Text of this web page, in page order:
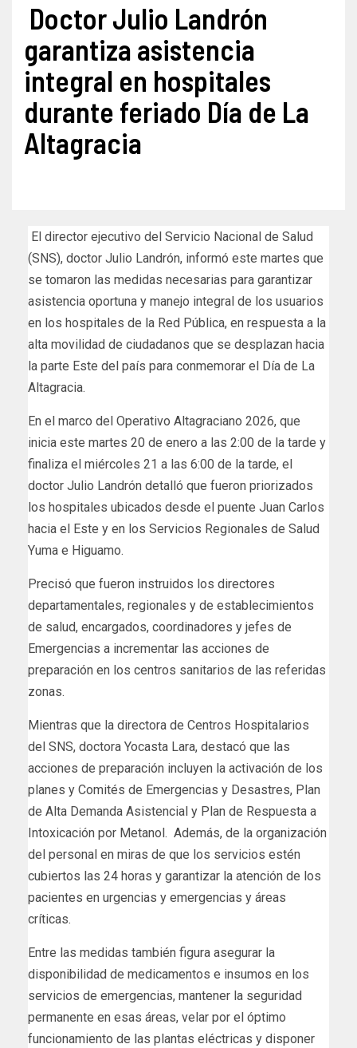
Doctor Julio Landrón
garantiza asistencia
integral en hospitales
durante feriado Día de La
Altagracia
El director ejecutivo del Servicio Nacional de Salud
(SNS), doctor Julio Landrón, informó este martes que
se tomaron las medidas necesarias para garantizar
asistencia oportuna y manejo integral de los usuarios
en los hospitales de la Red Pública, en respuesta a la
alta movilidad de ciudadanos que se desplazan hacia
la parte Este del país para conmemorar el Día de La
Altagracia.
En el marco del Operativo Altagraciano 2026, que
inicia este martes 20 de enero a las 2:00 de la tarde y
finaliza el miércoles 21 a las 6:00 de la tarde, el
doctor Julio Landrón detalló que fueron priorizados
los hospitales ubicados desde el puente Juan Carlos
hacia el Este y en los Servicios Regionales de Salud
Yuma e Higuamo.
Precisó que fueron instruidos los directores
departamentales, regionales y de establecimientos
de salud, encargados, coordinadores y jefes de
Emergencias a incrementar las acciones de
preparación en los centros sanitarios de las referidas
zonas.
Mientras que la directora de Centros Hospitalarios
del SNS, doctora Yocasta Lara, destacó que las
acciones de preparación incluyen la activación de los
planes y Comités de Emergencias y Desastres, Plan
de Alta Demanda Asistencial y Plan de Respuesta a
Intoxicación por Metanol. Además, de la organización
del personal en miras de que los servicios estén
cubiertos las 24 horas y garantizar la atención de los
pacientes en urgencias y emergencias y áreas
críticas.
Entre las medidas también figura asegurar la
disponibilidad de medicamentos e insumos en los
servicios de emergencias, mantener la seguridad
permanente en esas áreas, velar por el óptimo
funcionamiento de las plantas eléctricas y disponer